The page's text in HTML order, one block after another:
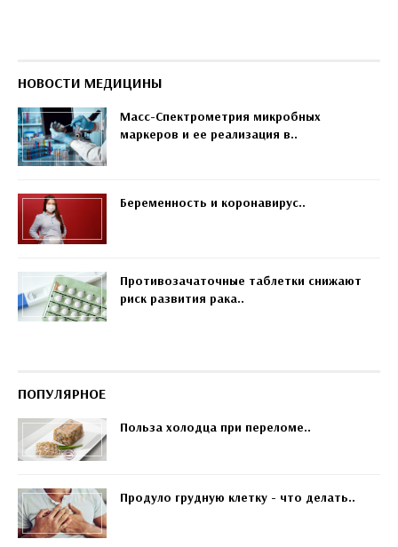
НОВОСТИ МЕДИЦИНЫ
Масс-Спектрометрия микробных
маркеров и ее реализация в..
Беременность и коронавирус..
Противозачаточные таблетки снижают
риск развития рака..
ПОПУЛЯРНОЕ
Польза холодца при переломе..
Продуло грудную клетку - что делать..